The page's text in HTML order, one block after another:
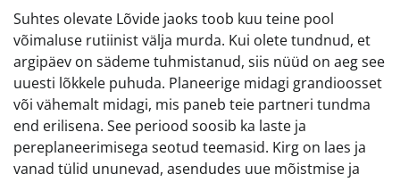
Suhtes olevate Lõvide jaoks toob kuu teine pool
võimaluse rutiinist välja murda. Kui olete tundnud, et
argipäev on sädeme tuhmistanud, siis nüüd on aeg see
uuesti lõkkele puhuda. Planeerige midagi grandioosset
või vähemalt midagi, mis paneb teie partneri tundma
end erilisena. See periood soosib ka laste ja
pereplaneerimisega seotud teemasid. Kirg on laes ja
vanad tülid ununevad, asendudes uue mõistmise ja